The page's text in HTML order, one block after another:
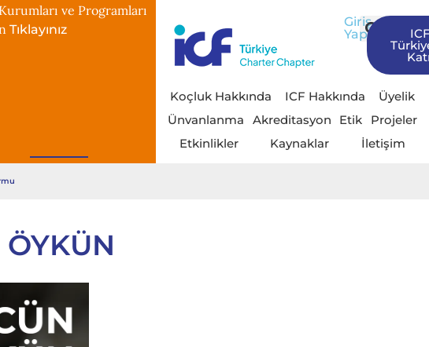
ve Programları
Tıklayınız
Giriş
Yap
Koçluk Hakkında ICF Hakkında
Üyelik
Ünvanlanma
Akreditasyon Etik
Projeler
Etkinlikler
Kaynaklar İletişim